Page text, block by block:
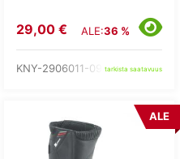
29,00 € ALE:36 %
KNY-2906011-09-tarkista saatavuus
ALE